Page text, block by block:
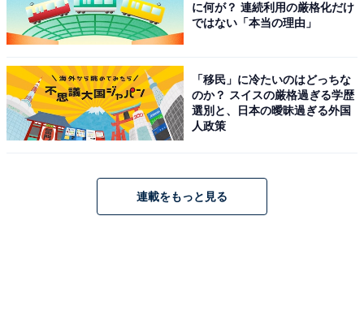
す。
作もあって演技力があります」（50代女性／島根県）、
「小さい頃から、ドラマや映画に出演しているから」
（60代男性／神奈川県）、「役ごとにまったく違う人物
に見えるほど表情や話し方、雰囲気の作り方が抜群にう
に何が？ 連続利用の厳格化だけ
ではない「本当の理由」
「移民」に冷たいのはどっちな
のか？ スイスの厳格過ぎる学歴
選別と、日本の曖昧過ぎる外国
人政策
連載をもっと見る